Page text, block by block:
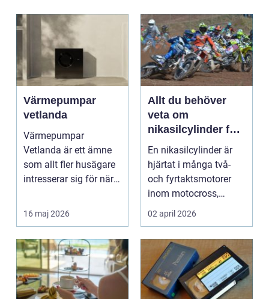
Värmepumpar
vetlanda
Värmepumpar
Vetlanda är ett ämne
som allt fler husägare
intresserar sig för när
16 maj 2026
Allt du behöver
veta om
nikasilcylinder för
motorcykel och
snöskoter
En nikasilcylinder är
hjärtat i många två-
och fyrtaktsmotorer
inom motocross,
enduro och
snöskoter....
02 april 2026